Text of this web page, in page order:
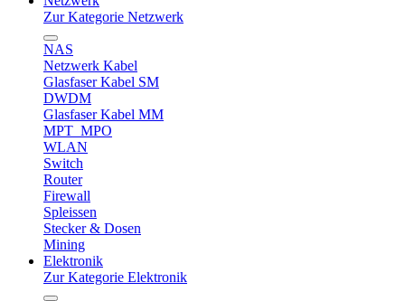
Zur Kategorie Netzwerk
NAS
Netzwerk Kabel
Glasfaser Kabel SM
DWDM
Glasfaser Kabel MM
MPT_MPO
WLAN
Switch
Router
Firewall
Spleissen
Stecker & Dosen
Mining
Elektronik
Zur Kategorie Elektronik